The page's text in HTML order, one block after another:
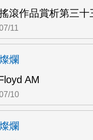
滾作品賞析第三十
11
爛
AM
10
爛